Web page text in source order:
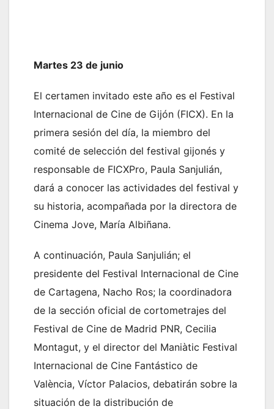
Martes 23 de junio
El certamen invitado este año es el Festival
Internacional de Cine de Gijón (FICX). En la
primera sesión del día, la miembro del
comité de selección del festival gijonés y
responsable de FICXPro, Paula Sanjulián,
dará a conocer las actividades del festival y
su historia, acompañada por la directora de
Cinema Jove, María Albiñana.
A continuación, Paula Sanjulián; el
presidente del Festival Internacional de Cine
de Cartagena, Nacho Ros; la coordinadora
de la sección oficial de cortometrajes del
Festival de Cine de Madrid PNR, Cecilia
Montagut, y el director del Maniàtic Festival
Internacional de Cine Fantástico de
València, Víctor Palacios, debatirán sobre la
situación de la distribución de